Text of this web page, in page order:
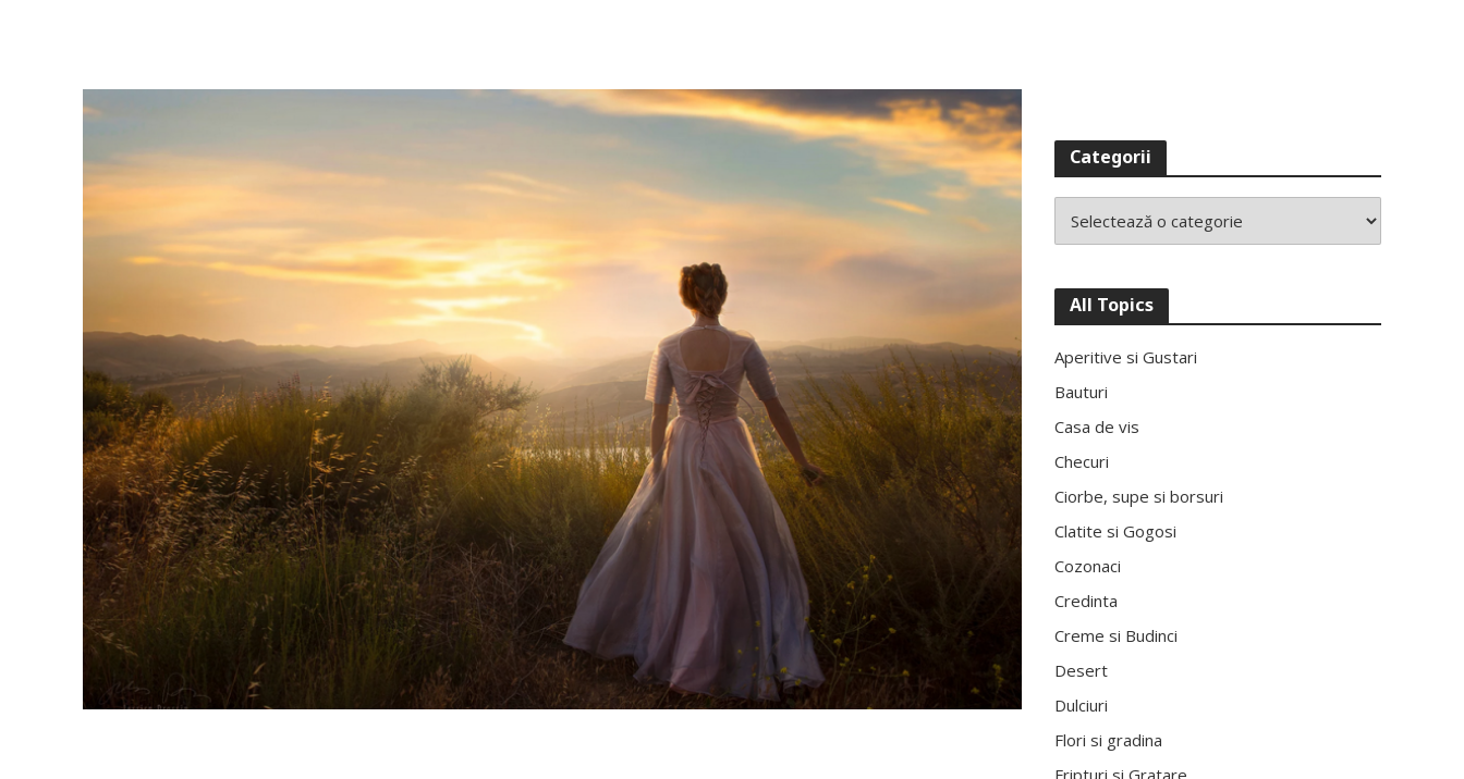
Categorii
All Topics
Aperitive si Gustari
Bauturi
Casa de vis
Checuri
Ciorbe, supe si borsuri
Clatite si Gogosi
Cozonaci
Credinta
Creme si Budinci
Desert
Dulciuri
Flori si gradina
Fripturi si Gratare